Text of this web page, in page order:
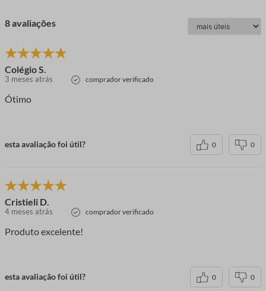
8 avaliações
Colégio S.
3 meses atrás comprador verificado
Ótimo
esta avaliação foi útil? 0 0
Cristieli D.
4 meses atrás comprador verificado
Produto excelente!
esta avaliação foi útil? 0 0